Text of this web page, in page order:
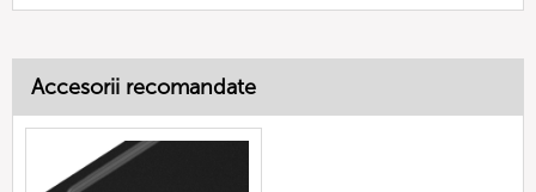
Accesorii recomandate